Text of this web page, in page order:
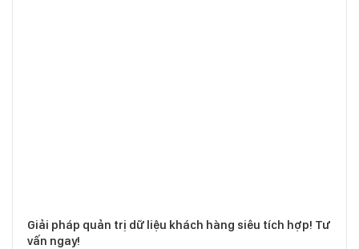
Giải pháp quản trị dữ liệu khách hàng siêu tích hợp! Tư
vấn ngay!